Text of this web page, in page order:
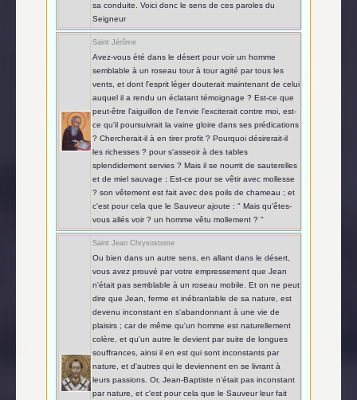
sa conduite. Voici donc le sens de ces paroles du
Seigneur
Saint Jérôme
Avez-vous été dans le désert pour voir un homme
semblable à un roseau tour à tour agité par tous les
vents, et dont l'esprit léger douterait maintenant de celui
auquel il a rendu un éclatant témoignage ? Est-ce que
peut-être l'aiguillon de l'envie l'exciterait contre moi, est-
ce qu'il poursuivrait la vaine gloire dans ses prédications
? Chercherait-il à en tirer profit ? Pourquoi désirerait-il
les richesses ? pour s'asseoir à des tables
splendidement servies ? Mais il se nourrit de sauterelles
et de miel sauvage ; Est-ce pour se vêtir avec mollesse
? son vêtement est fait avec des poils de chameau ; et
c'est pour cela que le Sauveur ajoute : " Mais qu'êtes-
vous allés voir ? un homme vêtu mollement ? "
Saint Jean Chrysostome
Ou bien dans un autre sens, en allant dans le désert,
vous avez prouvé par votre empressement que Jean
n'était pas semblable à un roseau mobile. Et on ne peut
dire que Jean, ferme et inébranlable de sa nature, est
devenu inconstant en s'abandonnant à une vie de
plaisirs ; car de même qu'un homme est naturellement
colère, et qu'un autre le devient par suite de longues
souffrances, ainsi il en est qui sont inconstants par
nature, et d'autres qui le deviennent en se livrant à
leurs passions. Or, Jean-Baptiste n'était pas inconstant
par nature, et c'est pour cela que le Sauveur leur fait